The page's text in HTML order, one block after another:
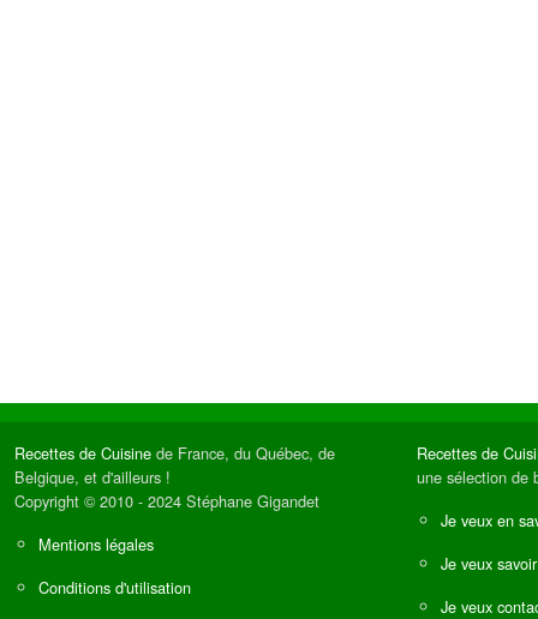
Recettes de Cuisine de France, du Québec, de
Belgique, et d'ailleurs !
Copyright © 2010 - 2024 Stéphane Gigandet
Mentions légales
Conditions d'utilisation
Recettes de
une sélection de
Je veux en
Je veux
Je veux